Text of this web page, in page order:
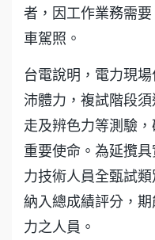
者，因工作業務需
車駕照。
台電說明，電力現
沛體力，複試階段
走及辨色力等測驗
重要使命。為延攬
力技術人員全甄試
納入總成績評分，
力之人員。